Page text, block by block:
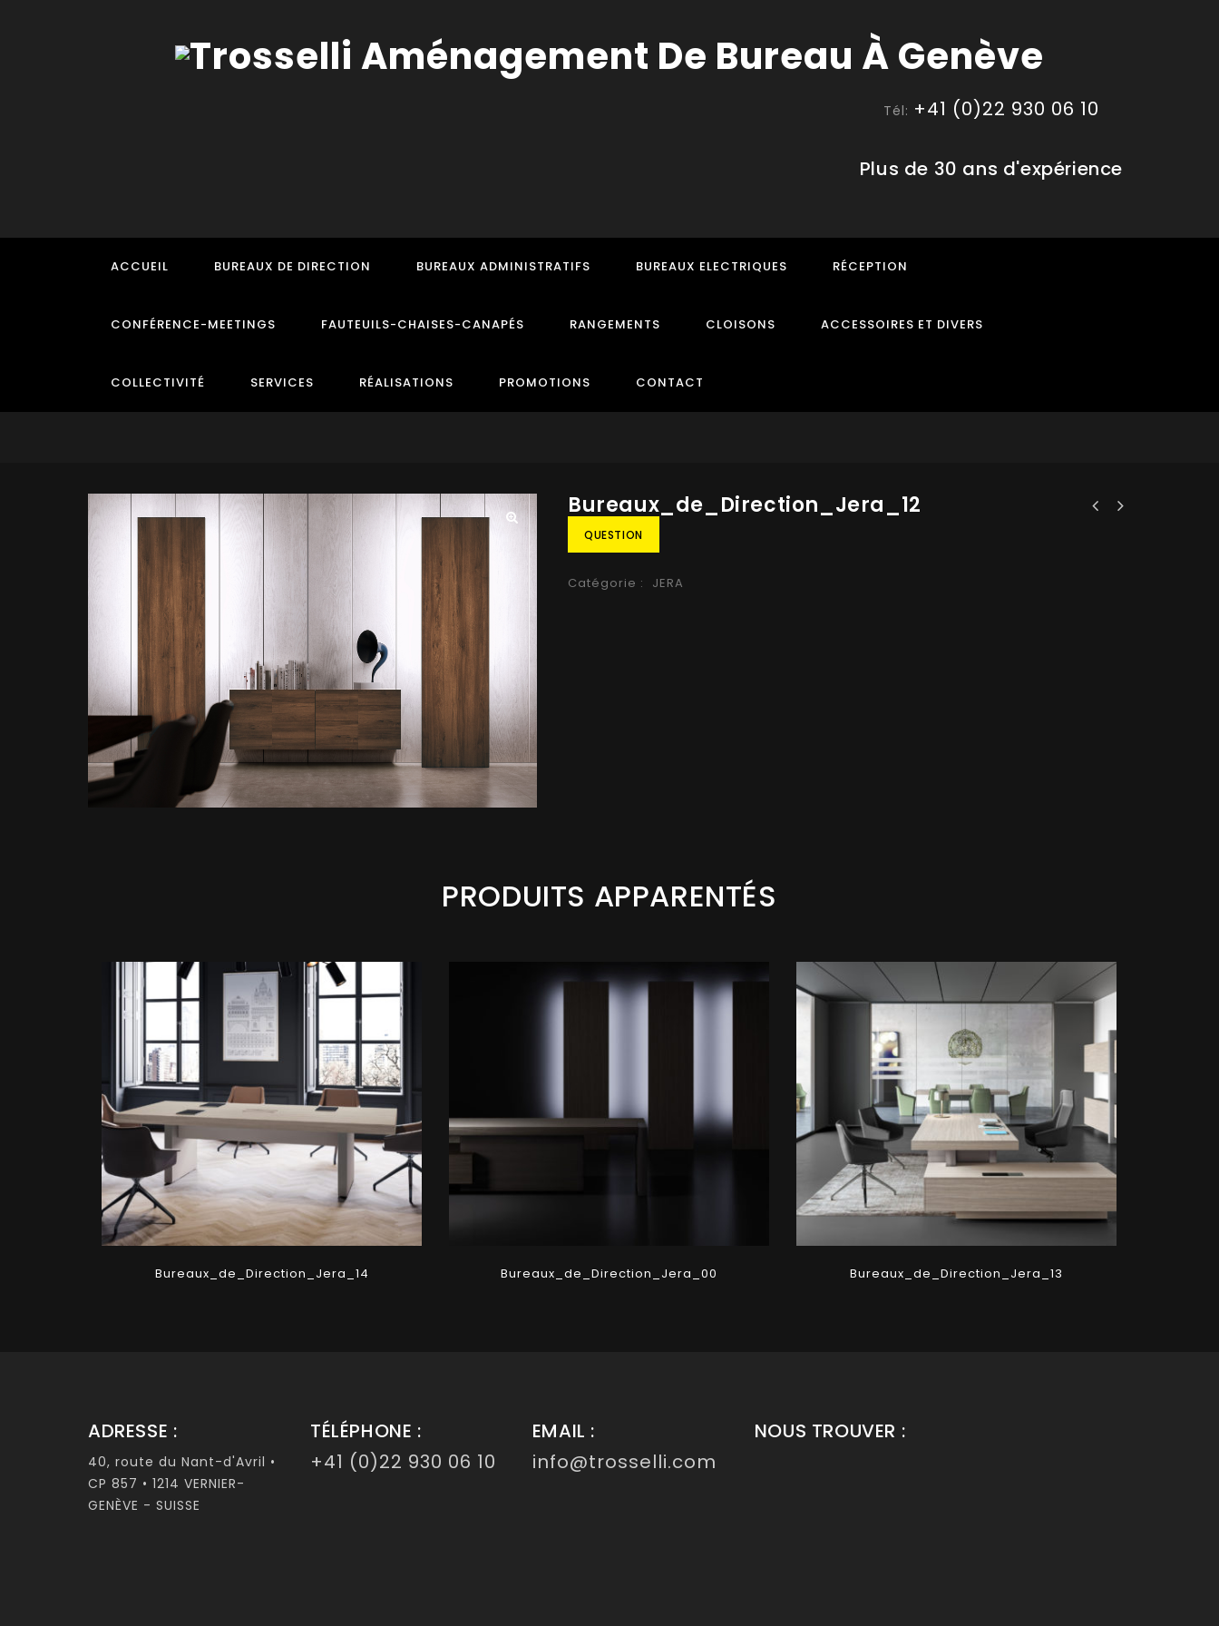
Tél: +41 (0)22 930 06 10
Plus de 30 ans d'expérience
ACCUEIL BUREAUX DE DIRECTION BUREAUX ADMINISTRATIFS BUREAUX ELECTRIQUES RÉCEPTION
CONFÉRENCE-MEETINGS FAUTEUILS-CHAISES-CANAPÉS RANGEMENTS CLOISONS ACCESSOIRES ET DIVERS
COLLECTIVITÉ SERVICES RÉALISATIONS PROMOTIONS CONTACT
Bureaux_de_Direction_Jera_12
QUESTION
Catégorie : JERA
PRODUITS APPARENTÉS
Bureaux_de_Direction_Jera_14 Bureaux_de_Direction_Jera_00 Bureaux_de_Direction_Jera_13
ADRESSE :
40, route du Nant-d'Avril •
CP 857 • 1214 VERNIER-
GENÈVE - SUISSE
TÉLÉPHONE :
+41 (0)22 930 06 10
EMAIL :
info@trosselli.com
NOUS TROUVER :